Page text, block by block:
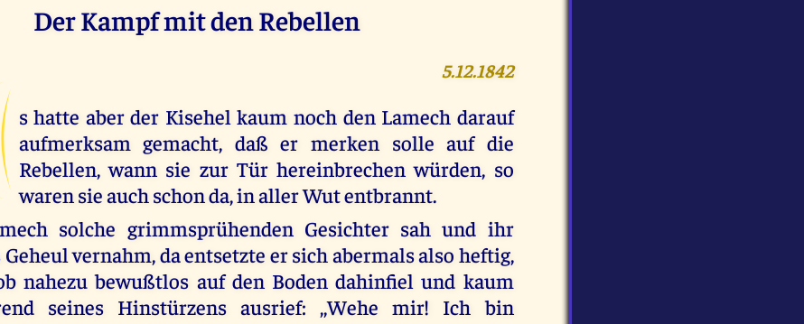
Der Kampf mit den Rebellen
5.12.1842
s hatte aber der Kisehel kaum noch den Lamech darauf
aufmerksam gemacht, daß er merken solle auf die
Rebellen, wann sie zur Tür hereinbrechen würden, so
waren sie auch schon da, in aller Wut entbrannt.
solche grimmsprühenden Gesichter sah und ihr
vernahm, da entsetzte er sich abermals also heftig,
nahezu bewußtlos auf den Boden dahinfiel und kaum
seines Hinstürzens ausrief: ,,Wehe mir! Ich bin